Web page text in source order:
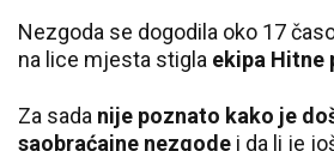
Nezgoda se dogodila oko 17
na lice mjesta stigla ekipa Hitne
Za sada nije poznato kako je
saobraćajne nezgode i da li je